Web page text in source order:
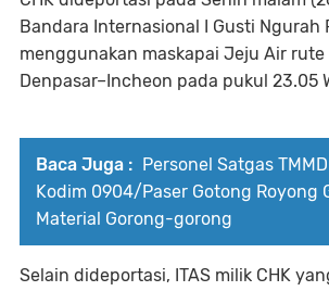
Bandara Internasional I Gusti Ngurah
menggunakan maskapai Jeju Air
Denpasar–Incheon pada pukul 23.05
Baca Juga : Personel Satgas
Kodim 0904/Paser Gotong Royong
Material Gorong-gorong
Selain dideportasi, ITAS milik CHK